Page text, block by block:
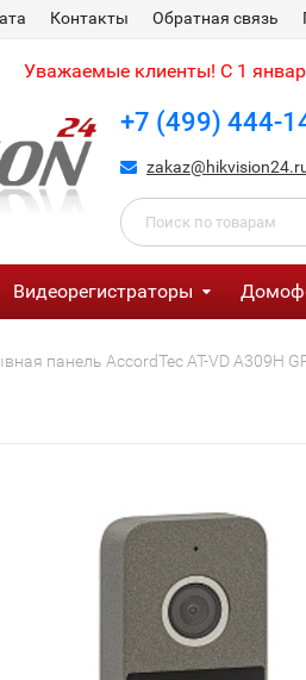
Контакты Обратная связь
Уважаемые клиенты! С 1
+7 (499) 444-
Видеорегистраторы
панель AccordTec AT-VD A309H